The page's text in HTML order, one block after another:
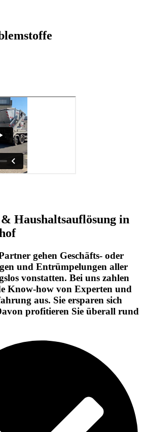
Haushaltsauflösung in
gehen Geschäfts- oder
und Entrümpelungen aller
vonstatten. Bei uns zahlen
Know-how von Experten und
aus. Sie ersparen sich
profitieren Sie überall rund